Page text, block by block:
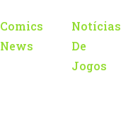
Comics
News
Notícias
De
Jogos